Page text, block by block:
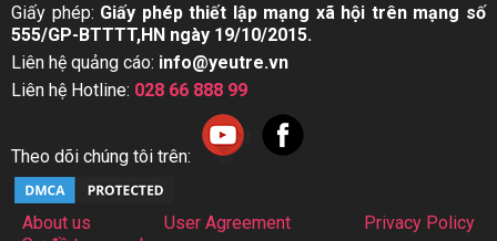
Giấy phép: Giấy phép thiết lập mạng xã hội trên mạng số
555/GP-BTTTT,HN ngày 19/10/2015.
Liên hệ quảng cáo: info@yeutre.vn
Liên hệ Hotline: 028 66 888 99
Theo dõi chúng tôi trên:
About us User Agreement
Privacy Policy